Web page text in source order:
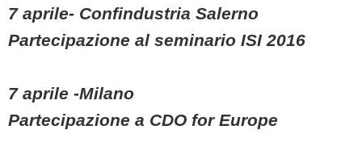
7 aprile- Confindustria Salerno
Partecipazione al seminario ISI 2016
7 aprile -Milano
Partecipazione a CDO for Europe